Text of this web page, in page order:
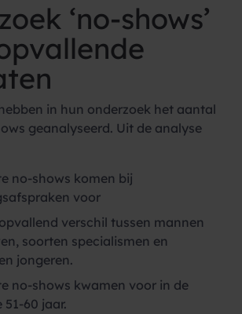
‘no-shows’
in hun onderzoek het aantal
geanalyseerd. Uit de analyse
no-shows komen bij
voor
verschil tussen mannen
soorten specialismen en
jongeren.
no-shows kwamen voor in de
60 jaar.